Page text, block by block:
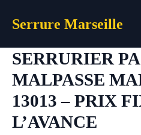
Serrure Marseille
SERRURIER
MALPASSE
13013 – PRIX
L’AVANCE